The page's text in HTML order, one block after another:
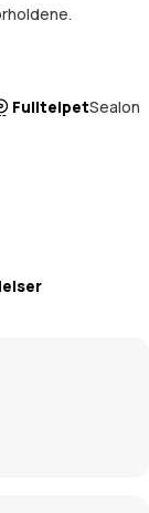
FullteipetSealon